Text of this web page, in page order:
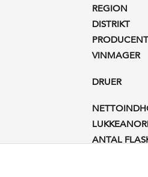
REGION
DISTRIKT
PRODUCENT
VINMAGER
DRUER
ANTAL